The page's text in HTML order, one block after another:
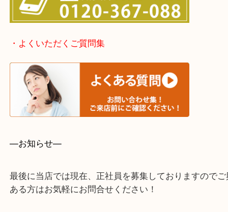
上記に記載がないエリアでもご相談ください。